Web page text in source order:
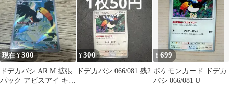
現在 ¥300
ドデカバシ AR M 拡張
パック アビスアイ キラ
¥300
ドデカバシ 066/081 残2
¥699
ポケモンカード ドデカ
バシ 066/081 U